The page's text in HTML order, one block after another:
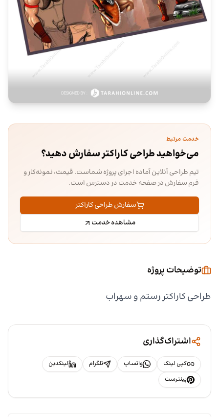
خدمت مرتبط
می‌خواهید طراحی کاراکتر سفارش دهید؟
تیم طراحی آنلاین آماده اجرای پروژه شماست. قیمت، نمونه‌کار و
فرم سفارش در صفحه خدمت در دسترس است.
سفارش طراحی کاراکتر
مشاهده خدمت
توضیحات پروژه
طراحی کاراکتر رستم و سهراب
اشتراک‌گذاری
کپی لینک واتساپ تلگرام
لینکدین
پینترست